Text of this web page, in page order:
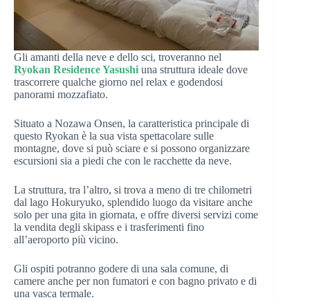
Gli amanti della neve e dello sci, troveranno nel
Ryokan Residence Yasushi una struttura ideale dove
trascorrere qualche giorno nel relax e godendosi
panorami mozzafiato.
Situato a Nozawa Onsen, la caratteristica principale di
questo Ryokan è la sua vista spettacolare sulle
montagne, dove si può sciare e si possono organizzare
escursioni sia a piedi che con le racchette da neve.
La struttura, tra l’altro, si trova a meno di tre chilometri
dal lago Hokuryuko, splendido luogo da visitare anche
solo per una gita in giornata, e offre diversi servizi come
la vendita degli skipass e i trasferimenti fino
all’aeroporto più vicino.
Gli ospiti potranno godere di una sala comune, di
camere anche per non fumatori e con bagno privato e di
una vasca termale.